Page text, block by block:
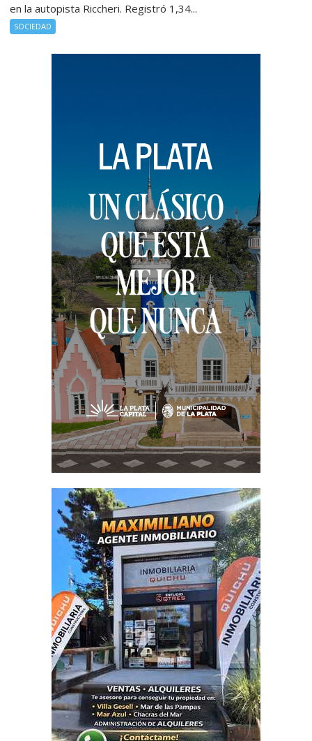
en la autopista Riccheri. Registró 1,34...
SOCIEDAD